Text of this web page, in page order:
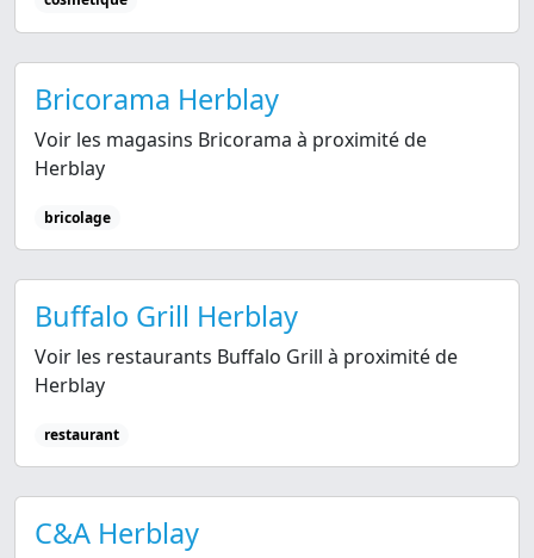
Bricorama Herblay
Voir les magasins Bricorama à proximité de
Herblay
bricolage
Buffalo Grill Herblay
Voir les restaurants Buffalo Grill à proximité de
Herblay
restaurant
C&A Herblay